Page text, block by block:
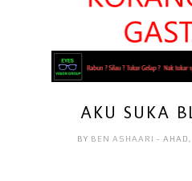
AKU SUKA
BY BEN ASHAARI-